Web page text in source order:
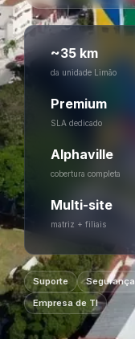
~35 km
da unidade Limão
Premium
SLA dedicado
Alphaville
cobertura completa
Multi-site
matriz + filiais
Suporte Segurança
Empresa de TI